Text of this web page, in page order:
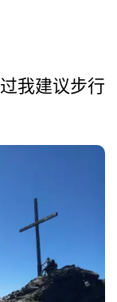
我建议步行